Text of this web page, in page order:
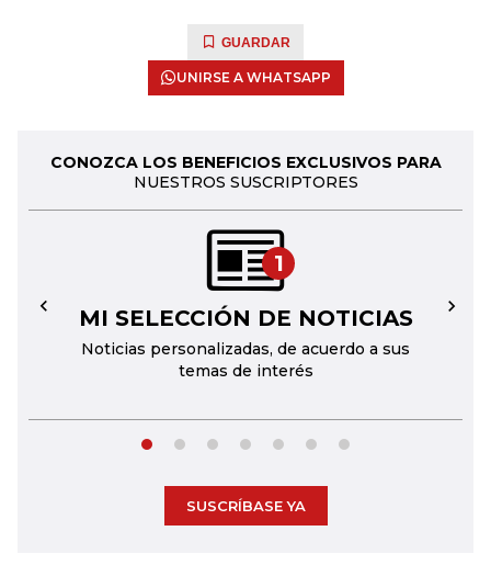
GUARDAR
UNIRSE A WHATSAPP
CONOZCA LOS BENEFICIOS EXCLUSIVOS PARA
NUESTROS SUSCRIPTORES
1
MI SELECCIÓN DE NOTICIAS
Noticias personalizadas, de acuerdo a sus
temas de interés
← →
SUSCRÍBASE YA